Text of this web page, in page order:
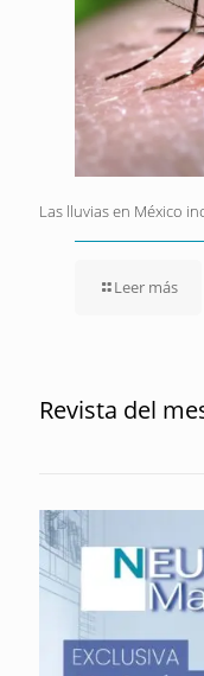
Las lluvias en México
Leer más
Revista del